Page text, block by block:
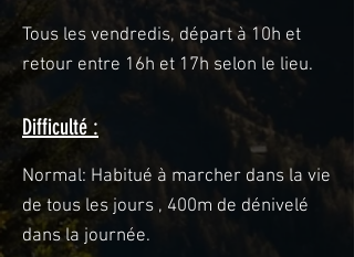
Tous les vendredis, départ à 10h et
retour entre 16h et 17h selon le lieu.
Difficulté :
Normal: Habitué à marcher dans la vie
de tous les jours , 400m de dénivelé
dans la journée.